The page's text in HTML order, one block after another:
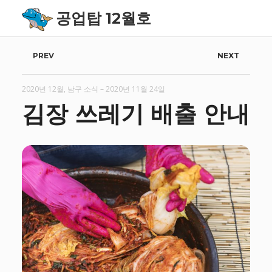
공업탑 12월호
P
o
s
t
n
a
v
i
PREV NEXT
2020년 12월, 남구 소식 –2020년 11월 24일
김장 쓰레기 배출 안내